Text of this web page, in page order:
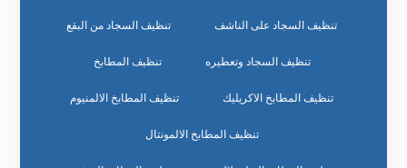
تنظيف السجاد على الناشف تنظيف السجاد من البقع
تنظيف السجاد وتعطيره تنظيف المطابخ
تنظيف المطابخ الاكريليك تنظيف المطابخ الالمنيوم
تنظيف المطابخ الالمونتال